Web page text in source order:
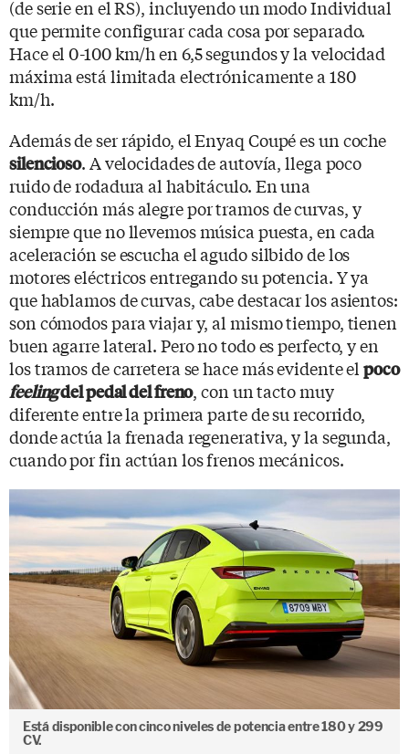
(de serie en el RS), incluyendo un modo Individual
que permite configurar cada cosa por separado.
Hace el 0-100 km/h en 6,5 segundos y la velocidad
máxima está limitada electrónicamente a 180
km/h.
Además de ser rápido, el Enyaq Coupé es un coche
silencioso. A velocidades de autovía, llega poco
ruido de rodadura al habitáculo. En una
conducción más alegre por tramos de curvas, y
siempre que no llevemos música puesta, en cada
aceleración se escucha el agudo silbido de los
motores eléctricos entregando su potencia. Y ya
que hablamos de curvas, cabe destacar los asientos:
son cómodos para viajar y, al mismo tiempo, tienen
buen agarre lateral. Pero no todo es perfecto, y en
los tramos de carretera se hace más evidente elpoco
feelingdel pedal del freno, con un tacto muy
diferente entre la primera parte de su recorrido,
donde actúa la frenada regenerativa, y la segunda,
cuando por fin actúan los frenos mecánicos.
Está disponible con cinco niveles de potencia entre 180 y 299
CV.